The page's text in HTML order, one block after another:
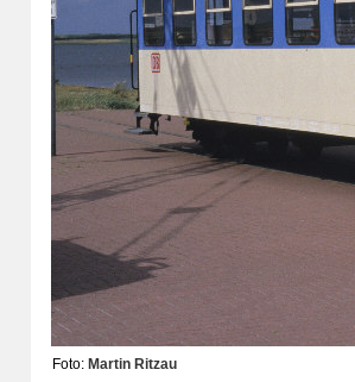
Foto: Martin Ritzau